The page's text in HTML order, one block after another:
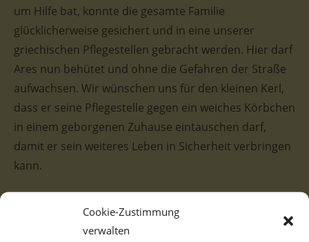
Cookie-Zustimmung
verwalten
um Hilfe bat, konnte die gesamte Familie
glücklicherweise gesichert und in eine unserer
griechischen Pflegestellen gebracht werden. Hier darf
Ares nun behütet und ohne die Gefahren der Straße
aufwachsen. Wir wünschen uns für den kleinen Kerl,
dass er seine Pflegestelle gegen ein weiches Körbchen
in einem geborgenen Zuhause eintauschen darf,
damit er sein weiteres Leben in Sicherheit verbringen
kann.
freundlichen und aufgeschlossenen Seite und
erkundet neugierig seine Umgebung. Ares ist ein